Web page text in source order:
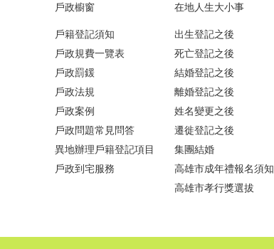
戶政櫥窗
戶籍登記須知
戶政規費一覽表
戶政罰鍰
戶政法規
戶政案例
戶政問題常見問答
異地辦理戶籍登記項目
戶政到宅服務
在地人生大小事
出生登記之後
死亡登記之後
結婚登記之後
離婚登記之後
姓名變更之後
遷徙登記之後
集團結婚
高雄市成年禮報名須知
高雄市孝行獎選拔